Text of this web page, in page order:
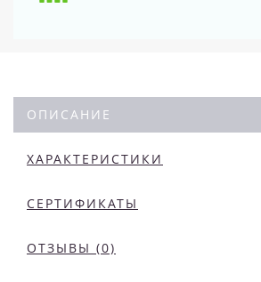
ОПИСАНИЕ
ХАРАКТЕРИСТИКИ
СЕРТИФИКАТЫ
ОТЗЫВЫ (0)